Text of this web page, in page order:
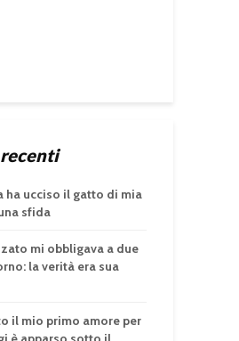
ha ucciso il gatto di mia
sfida
mi obbligava a due
la verità era sua
il mio primo amore per